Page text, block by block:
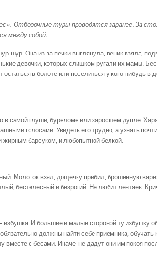
Отборочные туры проводятся заранее. За
между собой.
шур. Она из-за печки выглянула, веник взяла,
девочки, которых слишком ругали их мамы.
остаться в болоте или поселиться у кого-нибудь
в самой глуши, буреломе или заросшем дупле.
голосами. Увидеть его трудно, а узнать
жирным барсуком, и любопытной белкой.
Молоток взял, дощечку прибил, брошенную
бестелесный и безрогий. Не любит лентяев.
избушка. И большие и малые стороной ту избушку
должны найти себе приемника, обучать
вместе с бесами. Иначе не дадут они им покоя